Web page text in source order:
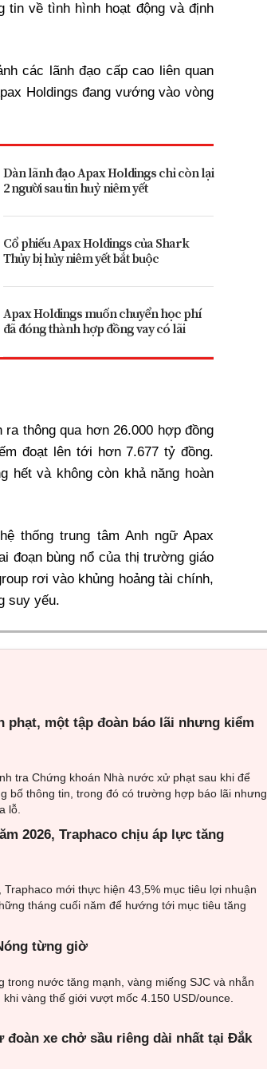
tin về tình hình hoạt động và định
các lãnh đạo cấp cao liên quan
Holdings đang vướng vào vòng
Dàn lãnh đạo Apax Holdings chỉ còn lại
2 người sau tin huỷ niêm yết
Cổ phiếu Apax Holdings của Shark
Thủy bị hủy niêm yết bắt buộc
Apax Holdings muốn chuyển học phí
đã đóng thành hợp đồng vay có lãi
thông qua hơn 26.000 hợp đồng
đoạt lên tới hơn 7.677 tỷ đồng.
hết và không còn khả năng hoàn
thống trung tâm Anh ngữ Apax
đoạn bùng nổ của thị trường giáo
rơi vào khủng hoảng tài chính,
suy yếu.
phạt, một tập đoàn báo lãi nhưng kiểm
tra Chứng khoán Nhà nước xử phạt sau khi để
bố thông tin, trong đó có trường hợp báo lãi nhưng
lỗ.
2026, Traphaco chịu áp lực tăng
mới thực hiện 43,5% mục tiêu lợi nhuận
tháng cuối năm để hướng tới mục tiêu tăng
từng giờ
trong nước tăng mạnh, vàng miếng SJC và nhẫn
vàng thế giới vượt mốc 4.150 USD/ounce.
đoàn xe chở sầu riêng dài nhất tại Đắk